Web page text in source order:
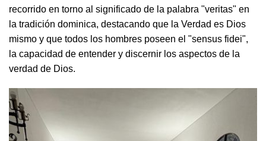
recorrido en torno al significado de la palabra "veritas" en
la tradición dominica, destacando que la Verdad es Dios
mismo y que todos los hombres poseen el "sensus fidei",
la capacidad de entender y discernir los aspectos de la
verdad de Dios.